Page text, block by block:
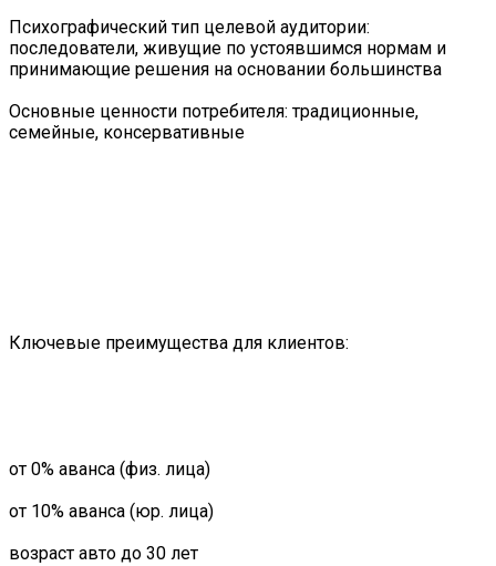
Психографический тип целевой аудитории:
последователи, живущие по устоявшимся нормам и
принимающие решения на основании большинства
Основные ценности потребителя: традиционные,
семейные, консервативные
Ключевые преимущества для клиентов:
от 0% аванса (физ. лица)
от 10% аванса (юр. лица)
возраст авто до 30 лет